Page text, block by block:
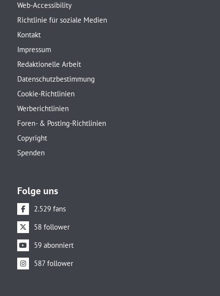
Web-Accessibility
Richtlinie für soziale Medien
Kontakt
Impressum
Redaktionelle Arbeit
Datenschutzbestimmung
Cookie-Richtlinien
Werberichtlinien
Foren- & Posting-Richtlinien
Copyright
Spenden
Folge uns
2.529 fans
58 follower
59 abonniert
587 follower